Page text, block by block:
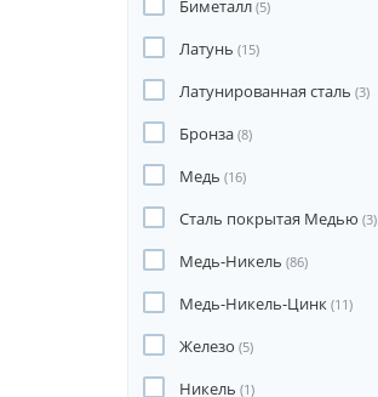
Биметалл (5)
Латунь (15)
Латунированная сталь (3)
Бронза (8)
Медь (16)
Сталь покрытая Медью (3)
Медь-Никель (86)
Медь-Никель-Цинк (11)
Железо (5)
Никель (1)